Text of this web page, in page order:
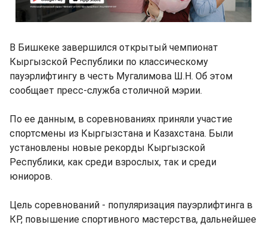
В Бишкеке завершился открытый чемпионат
Кыргызской Республики по классическому
пауэрлифтингу в честь Мугалимова Ш.Н. Об этом
сообщает пресс-служба столичной мэрии.
По ее данным, в соревнованиях приняли участие
спортсмены из Кыргызстана и Казахстана. Были
установлены новые рекорды Кыргызской
Республики, как среди взрослых, так и среди
юниоров.
Цель соревнований - популяризация пауэрлифтинга в
КР, повышение спортивного мастерства, дальнейшее